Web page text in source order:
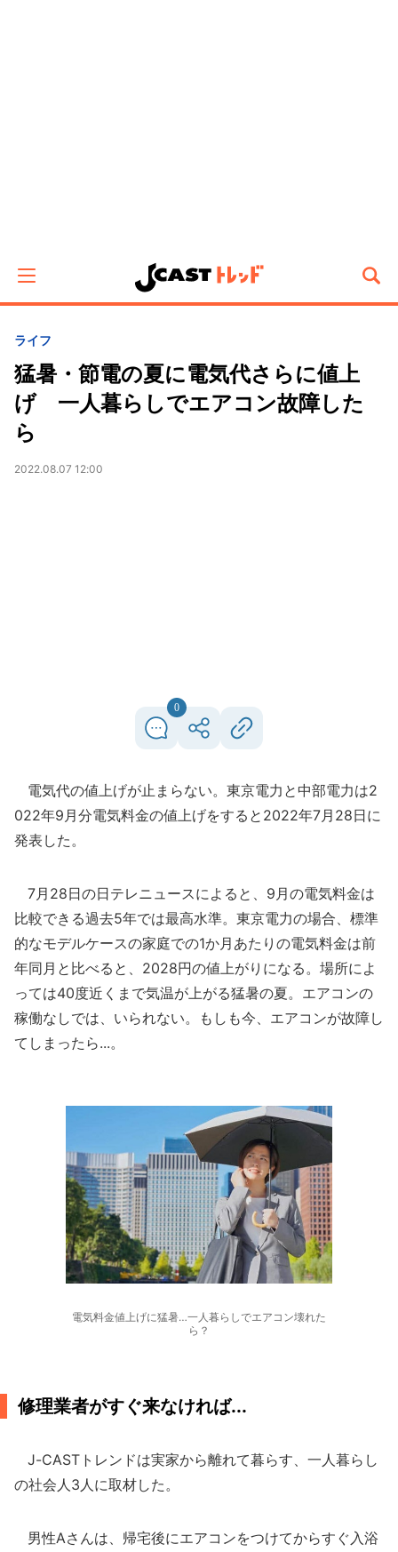
ライフ
猛暑・節電の夏に電気代さらに値上
げ 一人暮らしでエアコン故障した
ら
2022.08.07 12:00
0
電気代の値上げが止まらない。東京電力と中部電力は2
022年9月分電気料金の値上げをすると2022年7月28日に
発表した。
7月28日の日テレニュースによると、9月の電気料金は
比較できる過去5年では最高水準。東京電力の場合、標準
的なモデルケースの家庭での1か月あたりの電気料金は前
年同月と比べると、2028円の値上がりになる。場所によ
っては40度近くまで気温が上がる猛暑の夏。エアコンの
稼働なしでは、いられない。もしも今、エアコンが故障し
てしまったら...。
電気料金値上げに猛暑…一人暮らしでエアコン壊れた
ら？
修理業者がすぐ来なければ...
J-CASTトレンドは実家から離れて暮らす、一人暮らし
の社会人3人に取材した。
男性Aさんは、帰宅後にエアコンをつけてからすぐ入浴